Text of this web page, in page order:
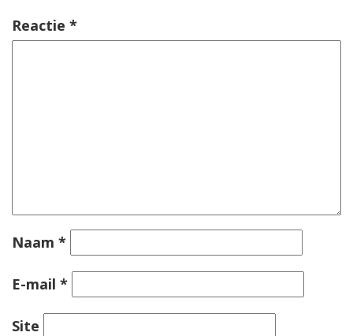
Reactie *
Naam *
E-mail *
Site